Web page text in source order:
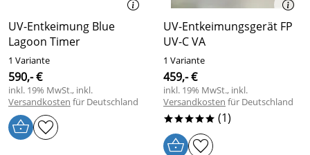
UV-Entkeimung Blue
Lagoon Timer
1 Variante
590,- €
inkl. 19% MwSt., inkl.
Versandkosten für Deutschland
UV-Entkeimungsgerät FP
UV-C VA
1 Variante
459,- €
inkl. 19% MwSt., inkl.
Versandkosten für Deutschland
***** (1)